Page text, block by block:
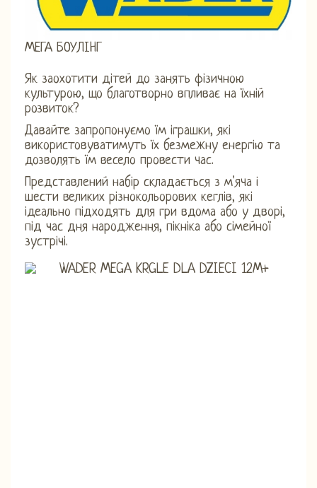
МЕГА БОУЛІНГ
Як заохотити дітей до занять фізичною
культурою, що благотворно впливає на їхній
розвиток?
Давайте запропонуємо їм іграшки, які
використовуватимуть їх безмежну енергію та
дозволять їм весело провести час.
Представлений набір складається з м'яча і
шести великих різнокольорових кеглів, які
ідеально підходять для гри вдома або у дворі,
під час дня народження, пікніка або сімейної
зустрічі.